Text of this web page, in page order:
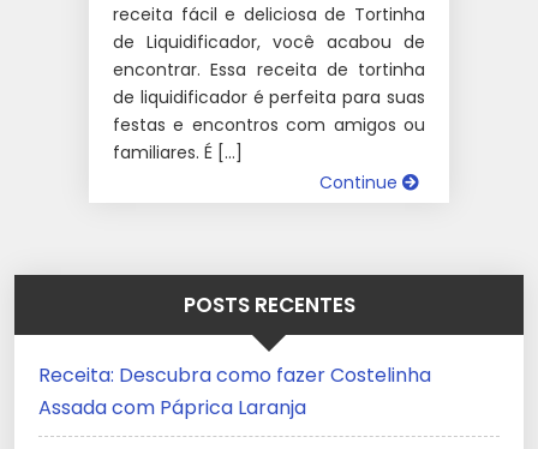
receita fácil e deliciosa de Tortinha
de Liquidificador, você acabou de
encontrar. Essa receita de tortinha
de liquidificador é perfeita para suas
festas e encontros com amigos ou
familiares. É […]
Continue
POSTS RECENTES
Receita: Descubra como fazer Costelinha
Assada com Páprica Laranja